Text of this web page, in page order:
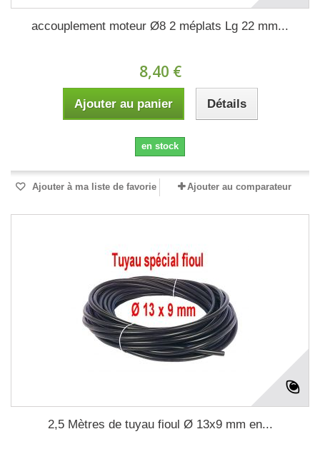
accouplement moteur Ø8 2 méplats Lg 22 mm...
8,40 €
Ajouter au panier Détails
en stock
Ajouter à ma liste de favorie Ajouter au comparateur
2,5 Mètres de tuyau fioul Ø 13x9 mm en...